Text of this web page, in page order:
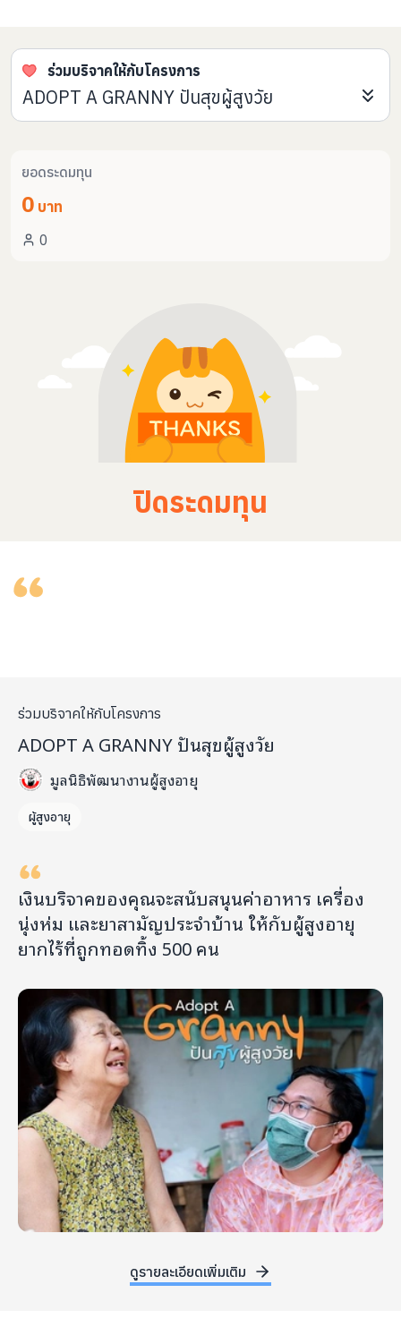
ร่วมบริจาคให้กับโครงการ
ADOPT A GRANNY ปันสุขผู้สูงวัย
ยอดระดมทุน
0 บาท
0
ปิดระดมทุน
ร่วมบริจาคให้กับโครงการ
ADOPT A GRANNY ปันสุขผู้สูงวัย
มูลนิธิพัฒนางานผู้สูงอายุ
ผู้สูงอายุ
เงินบริจาคของคุณจะสนับสนุนค่าอาหาร เครื่อง
นุ่งห่ม และยาสามัญประจำบ้าน ให้กับผู้สูงอายุ
ยากไร้ที่ถูกทอดทิ้ง 500 คน
ดูรายละเอียดเพิ่มเติม